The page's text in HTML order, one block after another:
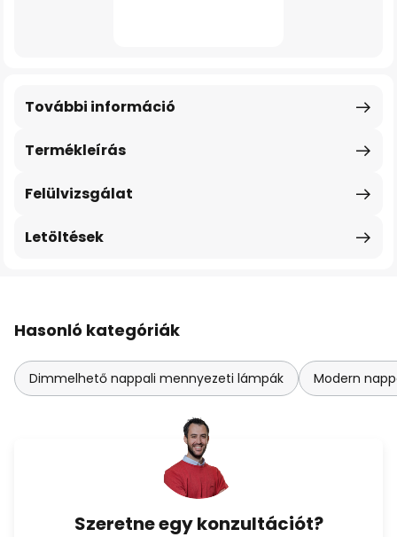
Termékleírás
További információ
Felülvizsgálat
Letöltések
Hasonló kategóriák
Dimmelhető nappali mennyezeti lámpák Modern
Szeretne egy konzultációt?